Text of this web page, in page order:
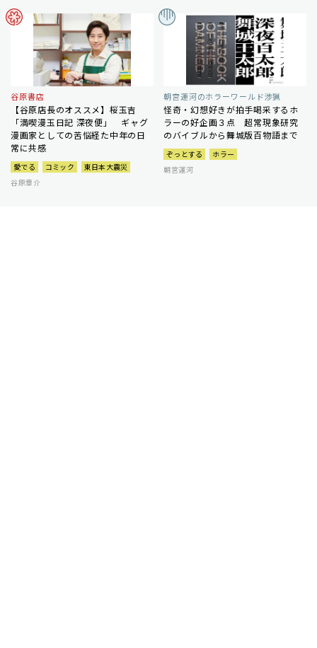
谷原書店
【谷原店長のオススメ】桜玉吉
「満喫漫玉日記 深夜便」 ギャグ
漫画家としての苦悩経た中年の日
常に共感
愛でる コミック
東日本大震災
谷原章介
朝宮運河のホラーワールド渉猟
怪奇・幻想好きが拍手喝采するホ
ラーの好企画３点 超常現象研究
のバイブルから舞城版百物語まで
ぞっとする
ホラー
朝宮運河